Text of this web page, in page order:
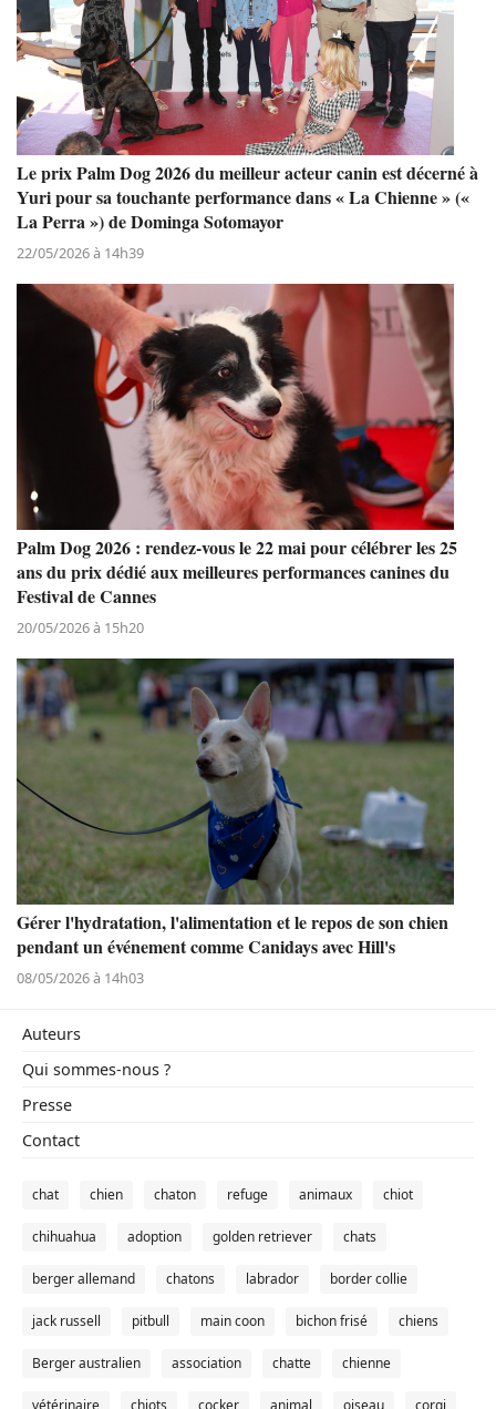
Le prix Palm Dog 2026 du meilleur acteur canin est décerné à
Yuri pour sa touchante performance dans « La Chienne » («
La Perra ») de Dominga Sotomayor
22/05/2026 à 14h39
Palm Dog 2026 : rendez-vous le 22 mai pour célébrer les 25
ans du prix dédié aux meilleures performances canines du
Festival de Cannes
20/05/2026 à 15h20
Gérer l'hydratation, l'alimentation et le repos de son chien
pendant un événement comme Canidays avec Hill's
08/05/2026 à 14h03
Auteurs
Qui sommes-nous ?
Presse
Contact
chat chien chaton refuge animaux chiot
chihuahua adoption golden retriever chats
berger allemand chatons labrador border collie
jack russell pitbull main coon bichon frisé chiens
Berger australien association chatte chienne
vétérinaire chiots cocker animal oiseau corgi